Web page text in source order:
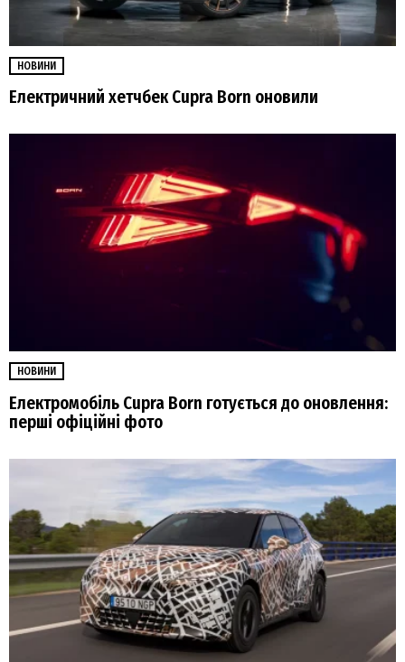
НОВИНИ
Електричний хетчбек Cupra Born оновили
НОВИНИ
Електромобіль Cupra Born готується до оновлення:
перші офіційні фото